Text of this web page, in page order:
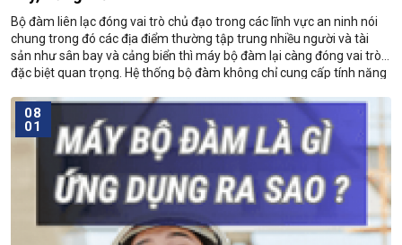
Bộ đàm liên lạc đóng vai trò chủ đạo trong các lĩnh vực an ninh nói
chung trong đó các địa điểm thường tập trung nhiều người và tài
sản như sân bay và cảng biển thì máy bộ đàm lại càng đóng vai trò
đặc biệt quan trọng. Hệ thống bộ đàm không chỉ cung cấp tính năng
08
01